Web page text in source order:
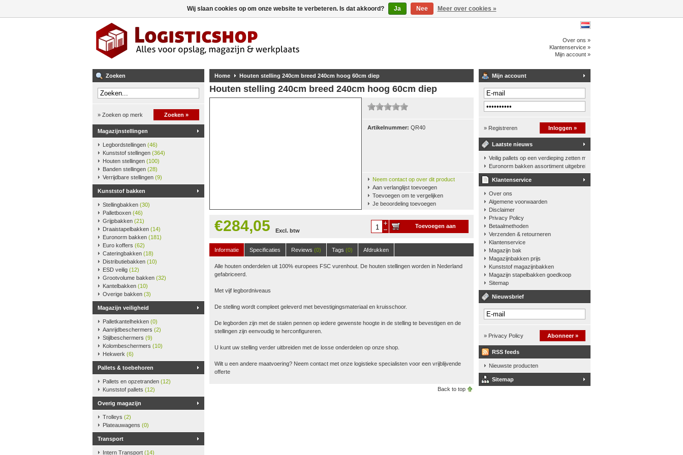
Over ons »
Klantenservice »
Mijn account »
Zoeken
» Zoeken op merk Zoeken »
Magazijnstellingen
Legbordstellingen (46)
Kunststof stellingen (364)
Houten stellingen (100)
Banden stellingen (28)
Verrijdbare stellingen (9)
Kunststof bakken
Stellingbakken (30)
Palletboxen (46)
Grijpbakken (21)
Draaistapelbakken (14)
Euronorm bakken (181)
Euro koffers (62)
Cateringbakken (18)
Distributiebakken (10)
ESD veilig (12)
Grootvolume bakken (32)
Kantelbakken (10)
Overige bakken (3)
Magazijn veiligheid
Palletkantelhekken (0)
Aanrijdbeschermers (2)
Stijlbeschermers (9)
Kolombeschermers (10)
Hekwerk (6)
Pallets & toebehoren
Pallets en opzetranden (12)
Kunststof pallets (12)
Overig magazijn
Trolleys (2)
Plateauwagens (0)
Transport
Intern Transport (14)
Home Houten stelling 240cm breed 240cm hoog 60cm diep
Houten stelling 240cm breed 240cm hoog 60cm diep
Artikelnummer: QR40
Neem contact op over dit product
Aan verlanglijst toevoegen
Toevoegen om te vergelijken
Je beoordeling toevoegen
€284,05 Excl. btw
Toevoegen aan
Informatie
Specificaties Reviews (0) Tags (0) Afdrukken
Alle houten onderdelen uit 100% europees FSC vurenhout. De houten stellingen worden in Nederland
gefabriceerd.
Met vijf legbordniveaus
De stelling wordt compleet geleverd met bevestigingsmateriaal en kruisschoor.
De legborden zijn met de stalen pennen op iedere gewenste hoogte in de stelling te bevestigen en de
stellingen zijn eenvoudig te herconfigureren.
U kunt uw stelling verder uitbreiden met de losse onderdelen op onze shop.
Wilt u een andere maatvoering? Neem contact met onze logistieke specialisten voor een vrijblijvende
offerte
Back to top
Mijn account
» Registreren Inloggen »
Laatste nieuws
Veilig pallets op een verdieping zetten met een palletkantelhek
Euronorm bakken assortiment uitgebreid
Klantenservice
Over ons
Algemene voorwaarden
Disclaimer
Privacy Policy
Betaalmethoden
Verzenden & retourneren
Klantenservice
Magazijn bak
Magazijnbakken prijs
Kunststof magazijnbakken
Magazijn stapelbakken goedkoop
Sitemap
Nieuwsbrief
» Privacy Policy Abonneer »
RSS feeds
Nieuwste producten
Sitemap
Wij slaan cookies op om onze website te verbeteren. Is dat akkoord? Ja Nee Meer over cookies »